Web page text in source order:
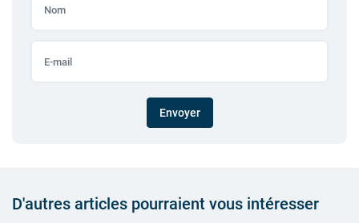
Envoyer
D'autres articles pourraient vous intéresser